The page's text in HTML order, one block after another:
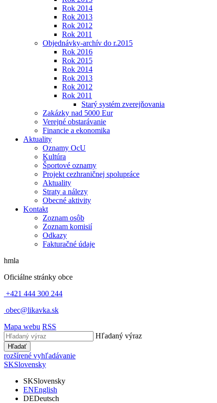
Rok 2014
Rok 2013
Rok 2012
Rok 2011
Objednávky-archív do r.2015
Rok 2016
Rok 2015
Rok 2014
Rok 2013
Rok 2012
Rok 2011
Starý systém zverejňovania
Zakázky nad 5000 Eur
Verejné obstarávanie
Financie a ekonomika
Aktuality
Oznamy OcU
Kultúra
Športové oznamy
Projekt cezhraničnej spolupráce
Aktuality
Straty a nálezy
Obecné aktivity
Kontakt
Zoznam osôb
Zoznam komisií
Odkazy
Fakturačné údaje
hmla
Oficiálne stránky obce
+421 444 300 244
obec@likavka.sk
Mapa webu RSS
Hľadaný výraz
Hľadať
rozšírené vyhľadávanie
SKSlovensky
SKSlovensky
ENEnglish
DEDeutsch